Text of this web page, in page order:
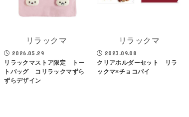
リラックマ
2026.05.29
リラックマストア限定 トー
トバッグ コリラックマずら
ずらデザイン
リラックマ
2023.09.08
クリアホルダーセット リラ
ックマ×チョコパイ